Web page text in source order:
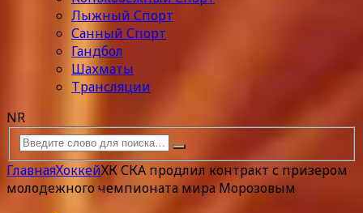
Лыжный Спорт
Санный Спорт
Гандбол
Шахматы
Трансляции
NR
ГлавнаяХоккейХК СКА продлил контракт с призером
молодежного чемпионата мира Морозовым